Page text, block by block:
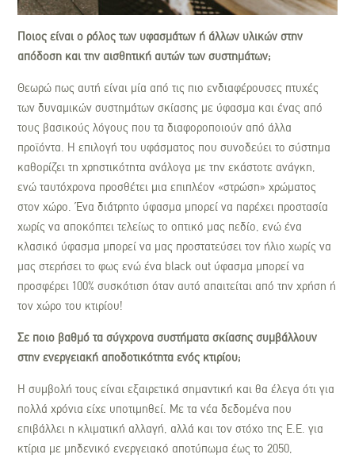
Ποιος είναι ο ρόλος των υφασμάτων ή άλλων υλικών στην
απόδοση και την αισθητική αυτών των συστημάτων;
Θεωρώ πως αυτή είναι μία από τις πιο ενδιαφέρουσες πτυχές
των δυναμικών συστημάτων σκίασης με ύφασμα και ένας από
τους βασικούς λόγους που τα διαφοροποιούν από άλλα
προϊόντα. Η επιλογή του υφάσματος που συνοδεύει το σύστημα
καθορίζει τη χρηστικότητα ανάλογα με την εκάστοτε ανάγκη,
ενώ ταυτόχρονα προσθέτει μια επιπλέον «στρώση» χρώματος
στον χώρο. Ένα διάτρητο ύφασμα μπορεί να παρέχει προστασία
χωρίς να αποκόπτει τελείως το οπτικό μας πεδίο, ενώ ένα
κλασικό ύφασμα μπορεί να μας προστατεύσει τον ήλιο χωρίς να
μας στερήσει το φως ενώ ένα black out ύφασμα μπορεί να
προσφέρει 100% συσκότιση όταν αυτό απαιτείται από την χρήση ή
τον χώρο του κτιρίου!
Σε ποιο βαθμό τα σύγχρονα συστήματα σκίασης συμβάλλουν
στην ενεργειακή αποδοτικότητα ενός κτιρίου;
Η συμβολή τους είναι εξαιρετικά σημαντική και θα έλεγα ότι για
πολλά χρόνια είχε υποτιμηθεί. Με τα νέα δεδομένα που
επιβάλλει η κλιματική αλλαγή, αλλά και τον στόχο της Ε.Ε. για
κτίρια με μηδενικό ενεργειακό αποτύπωμα έως το 2050,